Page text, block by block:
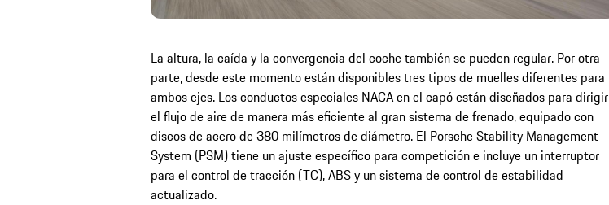
La altura, la caída y la convergencia del coche también se pueden regular. Por otra
parte, desde este momento están disponibles tres tipos de muelles diferentes para
ambos ejes. Los conductos especiales NACA en el capó están diseñados para dirigir
el flujo de aire de manera más eficiente al gran sistema de frenado, equipado con
discos de acero de 380 milímetros de diámetro. El Porsche Stability Management
System (PSM) tiene un ajuste específico para competición e incluye un interruptor
para el control de tracción (TC), ABS y un sistema de control de estabilidad
actualizado.